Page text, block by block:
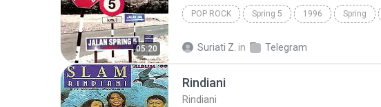
05:20
POP ROCK Spring 5 1996 Spring
Suriati Z. in Telegram
Rindiani
Rindiani